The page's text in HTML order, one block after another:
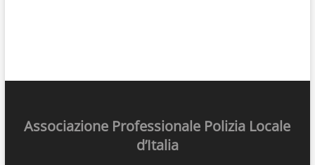
Associazione Professionale Polizia Locale
d’Italia